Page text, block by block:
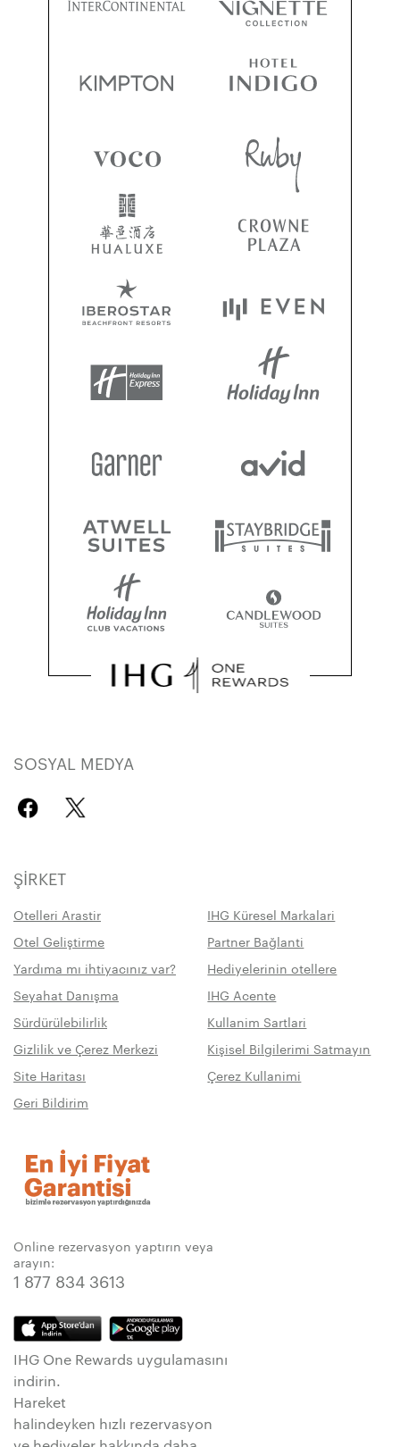
SOSYAL MEDYA
ŞIRKET
Otelleri Arastir
IHG Küresel Markalari
Otel Geliştirme
Partner Bağlanti
Yardıma mı ihtiyacınız var?
Hediyelerinin otellere
Seyahat Danışma
IHG Acente
Sürdürülebilirlik
Kullanim Sartlari
Gizlilik ve Çerez Merkezi
Kişisel Bilgilerimi Satmayın
Site Haritası
Çerez Kullanimi
Geri Bildirim
Online rezervasyon yaptırın veya
arayın:
1 877 834 3613
IHG One Rewards uygulamasını
indirin.
Hareket
halindeyken hızlı rezervasyon